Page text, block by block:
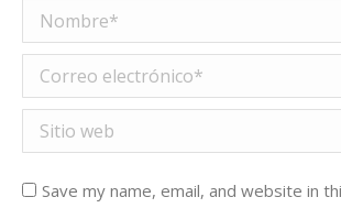
Nombre *
Correo electrónico *
Sitio web
Save my name, email, and website in